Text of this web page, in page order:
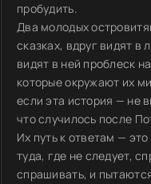
пробудить.
Два молодых
сказках, вдруг видят в
видят в ней проблеск
которые окружают их
если эта история — не
что случилось после
Их путь к ответам —
туда, где не следует,
спрашивать, и